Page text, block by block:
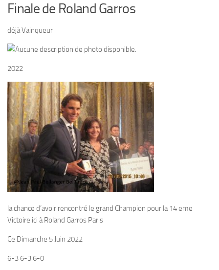
Finale de Roland Garros
déjà Vainqueur
2022
la chance d’avoir rencontré le grand Champion pour la 14 eme
Victoire ici à Roland Garros Paris
Ce Dimanche 5 Juin 2022
6-3 6-3 6-0